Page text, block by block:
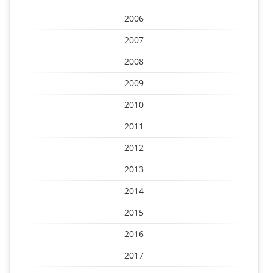
2006
2007
2008
2009
2010
2011
2012
2013
2014
2015
2016
2017